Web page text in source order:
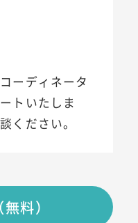
ーディネータ
トいたしま
ください。
料）